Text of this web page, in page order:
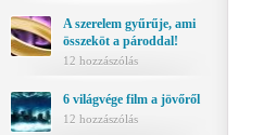
A szerelem gyűrűje, ami
összeköt a pároddal!
12 hozzászólás
6 világvége film a jövőről
12 hozzászólás